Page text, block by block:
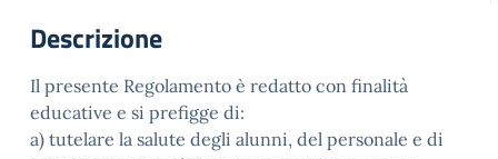
Descrizione
Il presente Regolamento è redatto con finalità
educative e si prefigge di:
a) tutelare la salute degli alunni, del personale e di